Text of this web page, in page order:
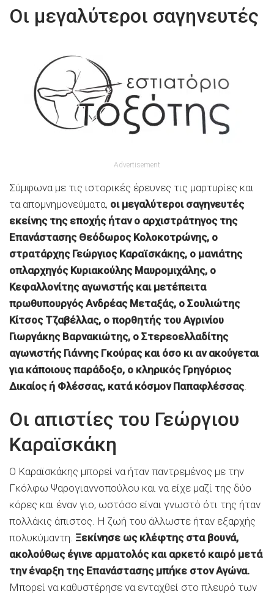
Οι μεγαλύτεροι σαγηνευτές
Advertisement
Σύμφωνα με τις ιστορικές έρευνες τις μαρτυρίες και
τα απομνημονεύματα, οι μεγαλύτεροι σαγηνευτές
εκείνης της εποχής ήταν ο αρχιστράτηγος της
Επανάστασης Θεόδωρος Κολοκοτρώνης, ο
στρατάρχης Γεώργιος Καραϊσκάκης, ο μανιάτης
οπλαρχηγός Κυριακούλης Μαυρομιχάλης, ο
Κεφαλλονίτης αγωνιστής και μετέπειτα
πρωθυπουργός Ανδρέας Μεταξάς, ο Σουλιώτης
Κίτσος Τζαβέλλας, ο πορθητής του Αγρινίου
Γιωργάκης Bαρνακιώτης, ο Στερεοελλαδίτης
αγωνιστής Γιάννης Γκούρας και όσο κι αν ακούγεται
για κάποιους παράδοξο, ο κληρικός Γρηγόριος
Δικαίος ή Φλέσσας, κατά κόσμον Παπαφλέσσας.
Οι απιστίες του Γεώργιου
Καραϊσκάκη
Ο Καραϊσκάκης μπορεί να ήταν παντρεμένος με την
Γκόλφω Ψαρογιαννοπούλου και να είχε μαζί της δύο
κόρες και έναν γιο, ωστόσο είναι γνωστό ότι της ήταν
πολλάκις άπιστος. Η ζωή του άλλωστε ήταν εξαρχής
πολυκύμαντη. Ξεκίνησε ως κλέφτης στα βουνά,
ακολούθως έγινε αρματολός και αρκετό καιρό μετά
την έναρξη της Επανάστασης μπήκε στον Αγώνα.
Μπορεί να καθυστέρησε να ενταχθεί στο πλευρό των